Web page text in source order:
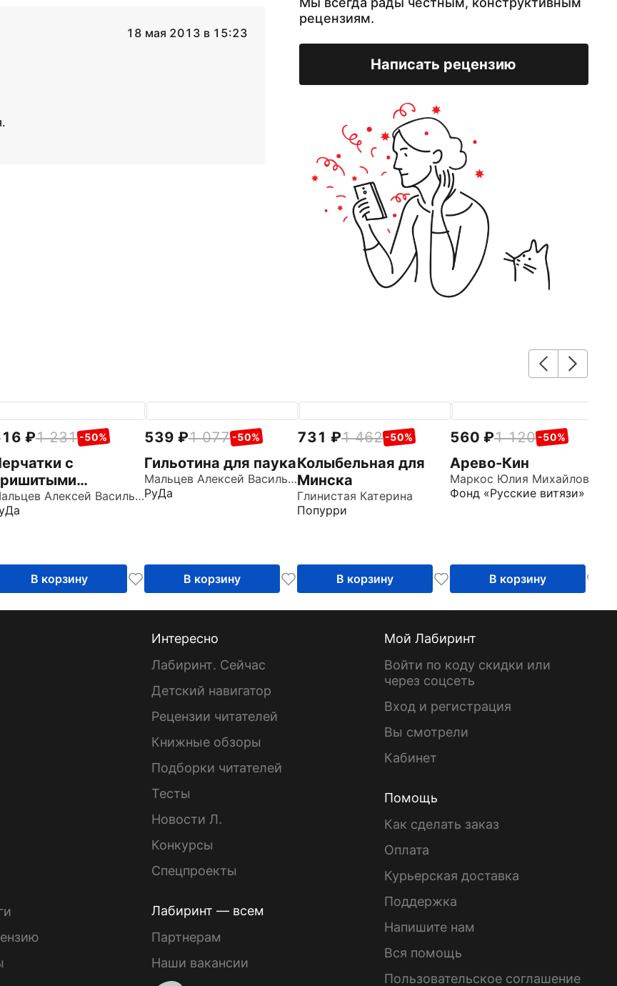
рецензиям.
Написать рецензию
18 мая 2013 в 15:23
1 231 -50%
с
Мальцев Алексей Васильевич
В корзину
539 1 077 -50%
Гильотина для паука
Мальцев Алексей Васильевич
РуДа
В корзину
731 1 462 -50%
Колыбельная для
Минска
Глинистая Катерина
Попурри
В корзину
560 1 120 -50%
Арево-Кин
Маркос Юлия Михайловна
Фонд «Русские витязи»
В корзину
Интересно
Лабиринт. Сейчас
Детский навигатор
Рецензии читателей
Книжные обзоры
Подборки читателей
Тесты
Новости Л.
Конкурсы
Спецпроекты
Лабиринт — всем
Партнерам
Наши вакансии
Мой Лабиринт
Войти по коду скидки или
через соцсеть
Вход и регистрация
Вы смотрели
Кабинет
Помощь
Как сделать заказ
Оплата
Курьерская доставка
Поддержка
Напишите нам
Вся помощь
Пользовательское соглашение